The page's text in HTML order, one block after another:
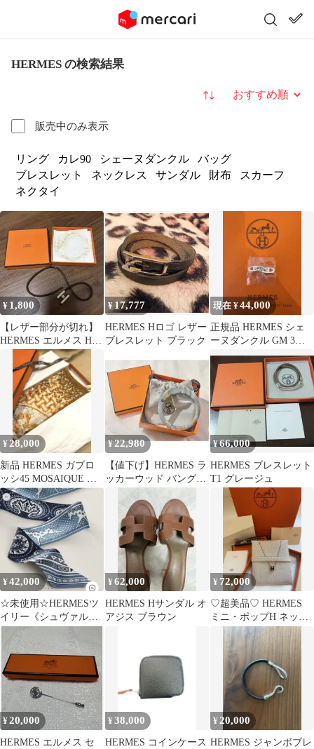
HERMES の検索結果
販売中のみ表示
並び替え
リング カレ90 シェーヌダンクル
バッグ
ブレスレット
ネックレス サンダル 財布
スカーフ
ネクタイ
¥ 1,800
【レザー部分が切れ】
HERMES エルメス Hモ
チーフ レザーブレスレ
ット
¥ 17,777
HERMES Hロゴ レザー
ブレスレット ブラック
現在 ¥44,000
正規品 HERMES シェ
ーヌダンクル GM 3コ
マ 修理明細あり
¥ 28,000
新品 HERMES ガブロ
ッシ45 MOSAIQUE モ
ザイク タグ付き
¥ 22,980
【値下げ】HERMES ラ
ッカーウッド バングル
袋付き
¥66,000
HERMES ブレスレット
T1 グレージュ
¥42,000
☆未使用☆HERMESツ
イリー《シュヴァル・
ドゥ・クール・バンダ
ナ》
¥62,000
HERMES Hサンダル オ
アジス ブラウン
¥ 72,000
♡超美品♡ HERMES
ミニ・ポップH ネック
レス ブラック ピンク
¥20,000
HERMES エルメス セ
¥38,000
HERMES コインケース
¥ 20,000
HERMES ジャンボブレ